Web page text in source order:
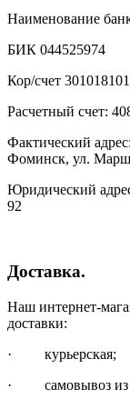
Наименование
БИК 044525974
Кор/счет
Расчетный счет:
Фактический
Фоминск, ул.
Юридический
92
Доставка.
Наш интернет-
доставки:
· курьерская;
· самовывоз из